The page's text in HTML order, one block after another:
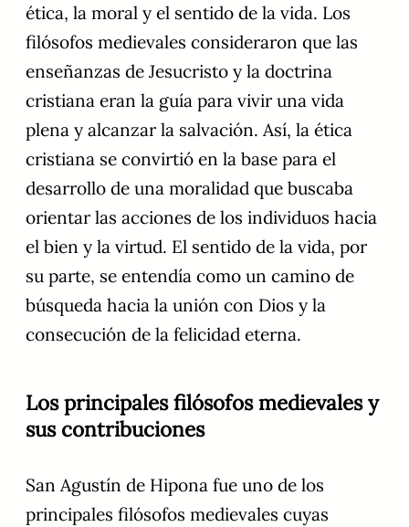
ética, la moral y el sentido de la vida. Los
filósofos medievales consideraron que las
enseñanzas de Jesucristo y la doctrina
cristiana eran la guía para vivir una vida
plena y alcanzar la salvación. Así, la ética
cristiana se convirtió en la base para el
desarrollo de una moralidad que buscaba
orientar las acciones de los individuos hacia
el bien y la virtud. El sentido de la vida, por
su parte, se entendía como un camino de
búsqueda hacia la unión con Dios y la
consecución de la felicidad eterna.
Los principales filósofos medievales y
sus contribuciones
San Agustín de Hipona fue uno de los
principales filósofos medievales cuyas